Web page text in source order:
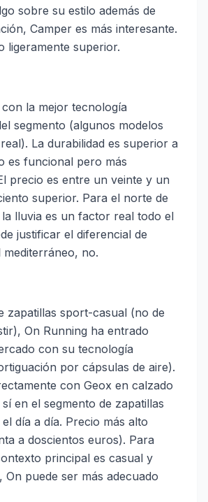
sobre su estilo además de
Camper es más interesante.
ligeramente superior.
la mejor tecnología
segmento (algunos modelos
La durabilidad es superior a
es funcional pero más
precio es entre un veinte y un
superior. Para el norte de
la lluvia es un factor real todo el
justificar el diferencial de
mediterráneo, no.
zapatillas sport-casual (no de
On Running ha entrado
con su tecnología
por cápsulas de aire).
con Geox en calzado
en el segmento de zapatillas
día a día. Precio más alto
a doscientos euros). Para
principal es casual y
On puede ser más adecuado